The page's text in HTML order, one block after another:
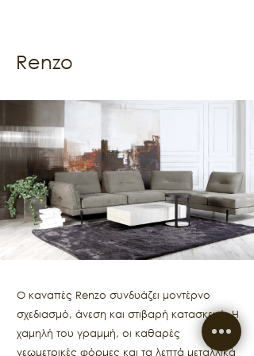
Renzo
Ο καναπές Renzo συνδυάζει μοντέρνο
σχεδιασμό, άνεση και στιβαρή κατασκευή. Η
χαμηλή του γραμμή, οι καθαρές
γεωμετρικές φόρμες και τα λεπτά μεταλλικά